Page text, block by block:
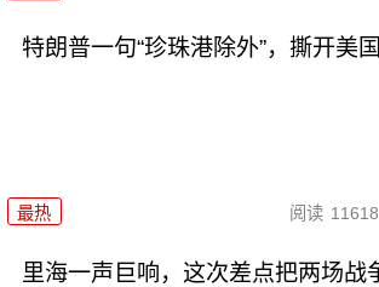
特朗普一句“珍珠港除外”，撕开美
最热 阅读 11618
里海一声巨响，这次差点把两场战